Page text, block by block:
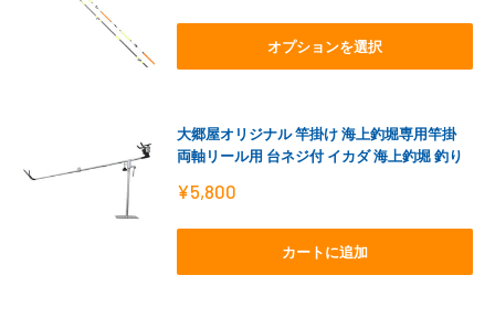
価
オプションを選択
大郷屋オリジナル 竿掛け 海上釣堀専用竿掛
両軸リール用 台ネジ付 イカダ 海上釣堀 釣り
販
価
¥5,800
カートに追加